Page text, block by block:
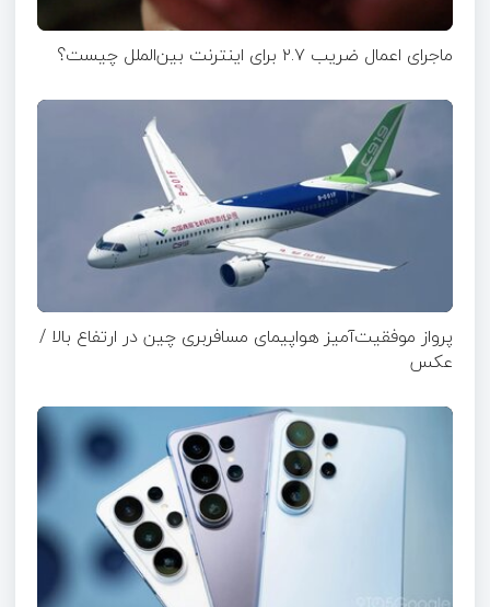
ماجرای اعمال ضریب ۲.۷ برای اینترنت بین‌الملل چیست؟
پرواز موفقیت‌آمیز هواپیمای مسافربری چین در ارتفاع بالا /
عکس